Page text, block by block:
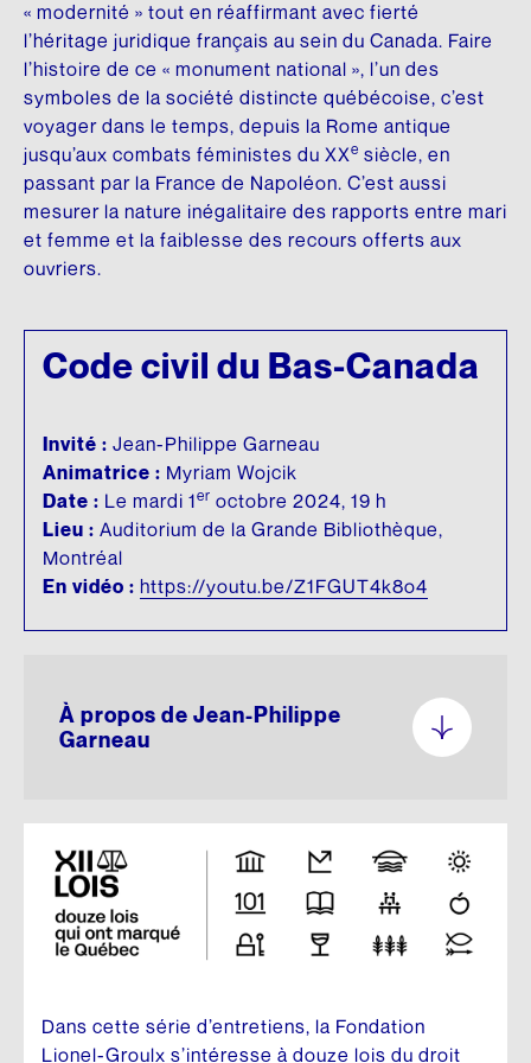
Fonds d’archives
Articles de la Fondation
Formation et tutoriels
CULTURE QUÉBÉCOISE
Les prix Lionel-Groulx
Le prix Jean-Éthier-Blais
EXPOSITIONS
De Gaulle et le Québec
Le métro, véhicule de notre histoire
ARCHIVES AUDIOVISUELLES
Le Chanoine Lionel Groulx, historien
Cours d’histoire donné par Groulx à CKAC
UNE FIGURE MARQUANTE
CRÉDIT D’IMPÔT ADDITIONNEL
« modernité » tout en réaffirmant avec fierté
l’héritage juridique français au sein du Canada. Faire
l’histoire de ce « monument national », l’un des
symboles de la société distincte québécoise, c’est
voyager dans le temps, depuis la Rome antique
jusqu’aux combats féministes du XXe siècle, en
passant par la France de Napoléon. C’est aussi
mesurer la nature inégalitaire des rapports entre mari
et femme et la faiblesse des recours offerts aux
ouvriers.
Code civil du Bas-Canada
Invité : Jean-Philippe Garneau
Animatrice : Myriam Wojcik
Date : Le mardi 1er octobre 2024, 19 h
Lieu : Auditorium de la Grande Bibliothèque,
Montréal
En vidéo : https://youtu.be/Z1FGUT4k8o4
À propos de Jean-Philippe
Garneau
Dans cette série d’entretiens, la Fondation
Lionel-Groulx s’intéresse à douze lois du droit